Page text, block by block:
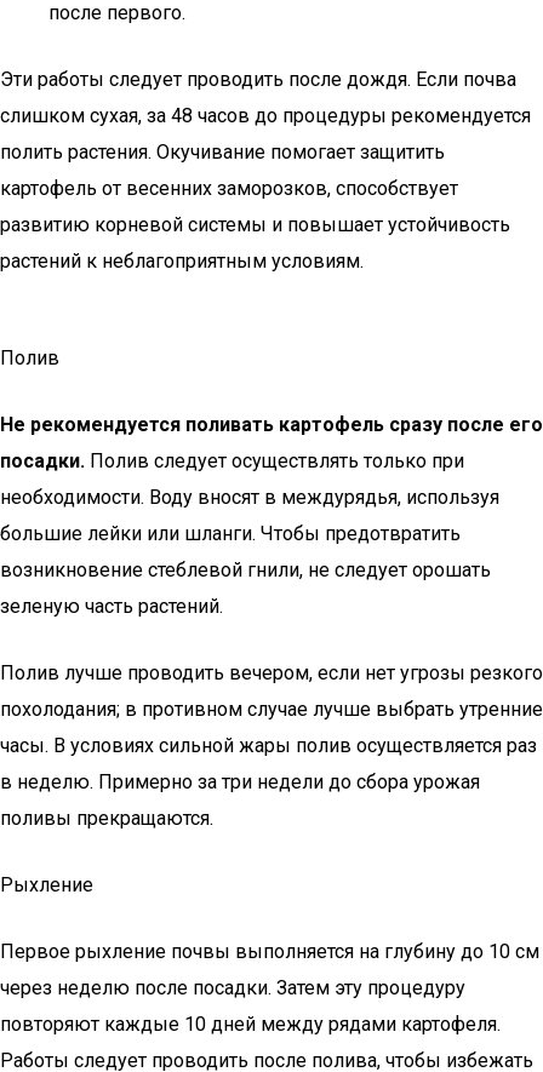
после первого.
Эти работы следует проводить после дождя. Если почва
слишком сухая, за 48 часов до процедуры рекомендуется
полить растения. Окучивание помогает защитить
картофель от весенних заморозков, способствует
развитию корневой системы и повышает устойчивость
растений к неблагоприятным условиям.
Полив
Не рекомендуется поливать картофель сразу после его
посадки. Полив следует осуществлять только при
необходимости. Воду вносят в междурядья, используя
большие лейки или шланги. Чтобы предотвратить
возникновение стеблевой гнили, не следует орошать
зеленую часть растений.
Полив лучше проводить вечером, если нет угрозы резкого
похолодания; в противном случае лучше выбрать утренние
часы. В условиях сильной жары полив осуществляется раз
в неделю. Примерно за три недели до сбора урожая
поливы прекращаются.
Рыхление
Первое рыхление почвы выполняется на глубину до 10 см
через неделю после посадки. Затем эту процедуру
повторяют каждые 10 дней между рядами картофеля.
Работы следует проводить после полива, чтобы избежать